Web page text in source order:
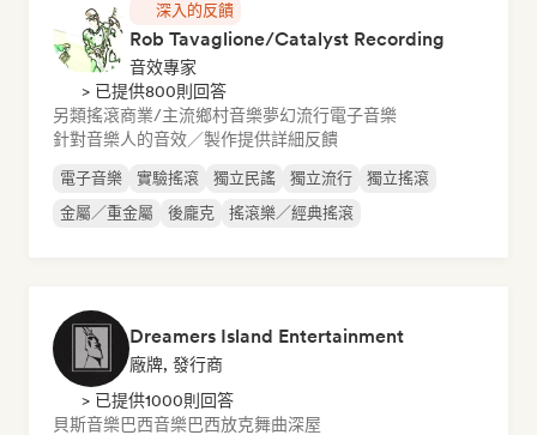
深入的反饋
Rob Tavaglione/Catalyst Recording
音效專家
> 已提供800則回答
另類搖滾商業/主流鄉村音樂夢幻流行電子音樂
針對音樂人的音效／製作提供詳細反饋
電子音樂 實驗搖滾 獨立民謠 獨立流行
獨立搖滾
金屬／重金屬
後龐克 搖滾樂／經典搖滾
Dreamers Island Entertainment
廠牌, 發行商
> 已提供1000則回答
貝斯音樂巴西音樂巴西放克舞曲深屋